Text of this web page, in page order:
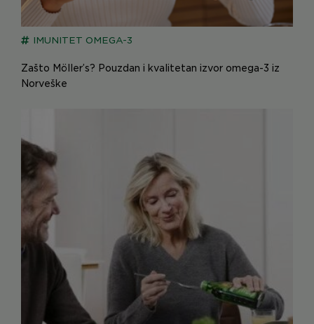
Zašto Möller’s? Pouzdan i kvalitetan izvor omega-3 iz
Norveške
IMUNITET OMEGA-3